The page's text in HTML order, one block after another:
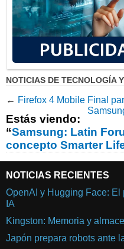
NOTICIAS DE TECNOLOGÍA
← Firefox 4 Mobile Final
Estás viendo:
“Samsung: Latin
concepto Smarter
NOTICIAS RECIENTES
OpenAI y Hugging Face:
IA
Kingston: Memoria y
Japón prepara robots ante